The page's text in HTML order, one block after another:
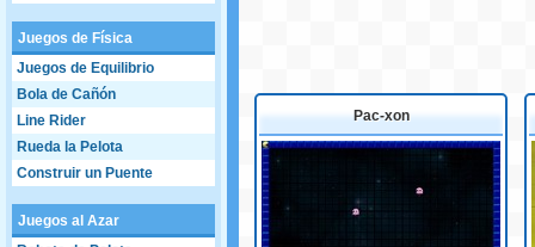
Juegos de Física
Juegos de Equilibrio
Bola de Cañón
Line Rider
Rueda la Pelota
Construir un Puente
Juegos al Azar
Pac-xon